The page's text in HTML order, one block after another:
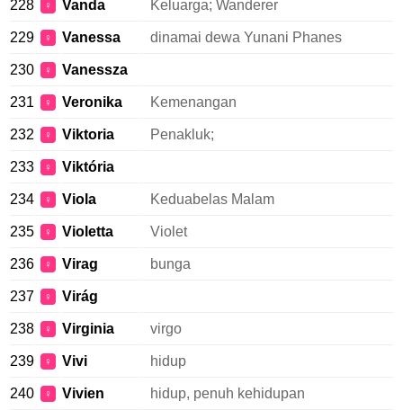
228 ♀ Vanda Keluarga; Wanderer
229 ♀ Vanessa dinamai dewa Yunani Phanes
230 ♀ Vanessza
231 ♀ Veronika Kemenangan
232 ♀ Viktoria Penakluk;
233 ♀ Viktória
234 ♀ Viola Keduabelas Malam
235 ♀ Violetta Violet
236 ♀ Virag bunga
237 ♀ Virág
238 ♀ Virginia virgo
239 ♀ Vivi hidup
240 ♀ Vivien hidup, penuh kehidupan